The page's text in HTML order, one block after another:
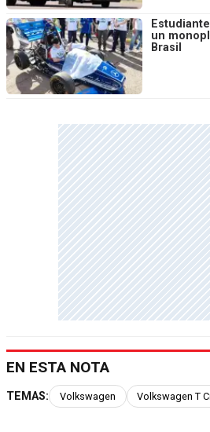
un
Brasil
EN ESTA NOTA
TEMAS: Volkswagen Volkswagen T